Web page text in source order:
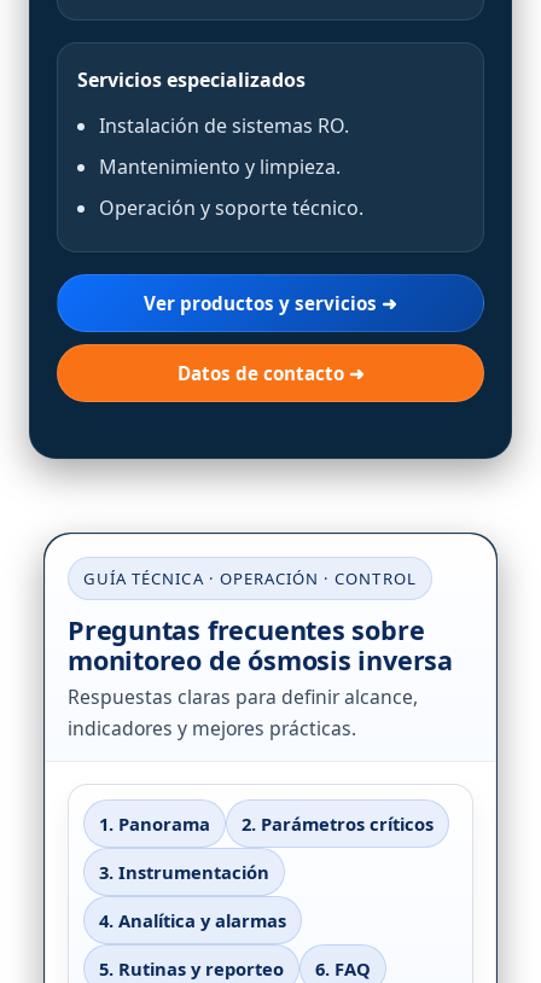
Servicios especializados
Instalación de sistemas RO.
Mantenimiento y limpieza.
Operación y soporte técnico.
Ver productos y servicios ➜
Datos de contacto ➜
GUÍA TÉCNICA · OPERACIÓN · CONTROL
Preguntas frecuentes sobre
monitoreo de ósmosis inversa
Respuestas claras para definir alcance,
indicadores y mejores prácticas.
1. Panorama
2. Parámetros críticos
3. Instrumentación
4. Analítica y alarmas
5. Rutinas y reporteo
6. FAQ